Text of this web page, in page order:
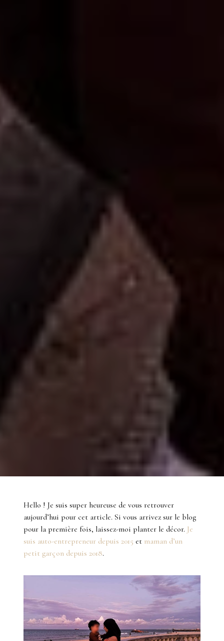
Hello ! Je suis super heureuse de vous retrouver
aujourd’hui pour cet article. Si vous arrivez sur le blog
pour la première fois, laissez-moi planter le décor. Je
suis auto-entrepreneur depuis 2015 et maman d’un
petit garçon depuis 2018.